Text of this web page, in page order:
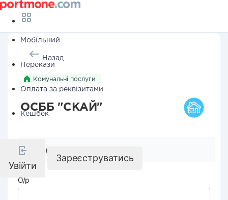
Мобільний
Перекази
Оплата за реквізитами
Кешбек
Увійти
Зареєструватись
Назад
Комунальні послуги
ОСББ "СКАЙ"
Реквізити компанії
О/р